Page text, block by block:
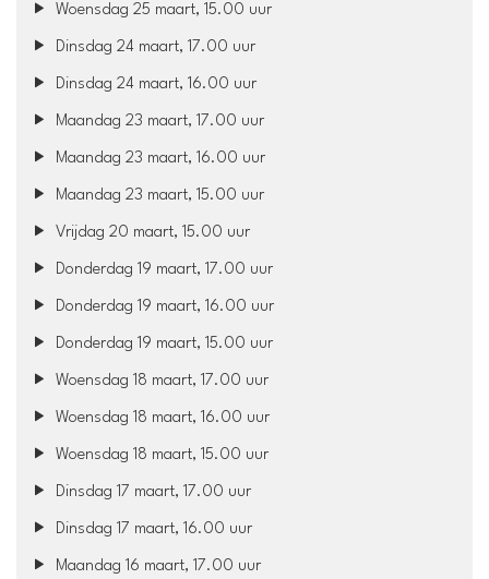
Woensdag 25 maart, 15.00 uur
Dinsdag 24 maart, 17.00 uur
Dinsdag 24 maart, 16.00 uur
Maandag 23 maart, 17.00 uur
Maandag 23 maart, 16.00 uur
Maandag 23 maart, 15.00 uur
Vrijdag 20 maart, 15.00 uur
Donderdag 19 maart, 17.00 uur
Donderdag 19 maart, 16.00 uur
Donderdag 19 maart, 15.00 uur
Woensdag 18 maart, 17.00 uur
Woensdag 18 maart, 16.00 uur
Woensdag 18 maart, 15.00 uur
Dinsdag 17 maart, 17.00 uur
Dinsdag 17 maart, 16.00 uur
Maandag 16 maart, 17.00 uur